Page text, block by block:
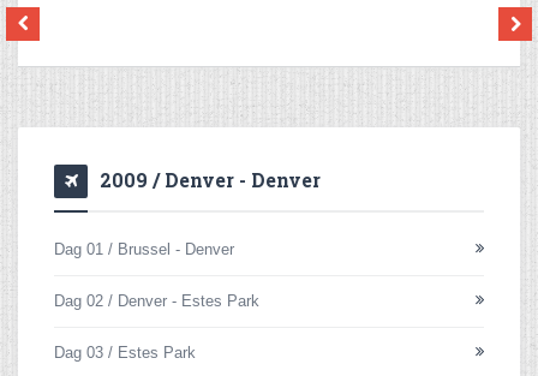
2009 / Denver - Denver
Dag 01 / Brussel - Denver
Dag 02 / Denver - Estes Park
Dag 03 / Estes Park